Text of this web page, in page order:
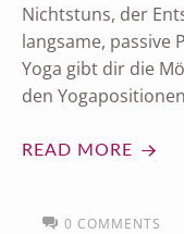
Nichtstuns, der
langsame, passive
Yoga gibt dir die
den
READ MORE
0 COMMENTS